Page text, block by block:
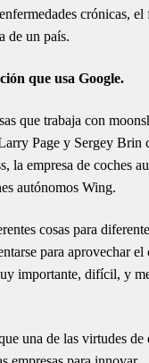
crónicas,
de un país.
que usa Google.
que trabaja con
Page y Sergey Brin
la empresa de coches
autónomos Wing.
cosas para
para aprovechar
importante, difícil, y
una de las virtudes